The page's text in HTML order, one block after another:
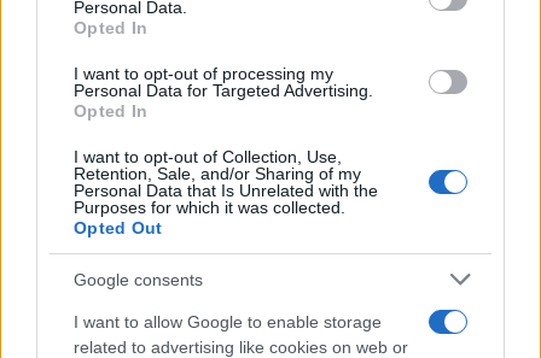
Personal Data.
Opted In
I want to opt-out of processing my
Personal Data for Targeted Advertising.
Opted In
I want to opt-out of Collection, Use,
Retention, Sale, and/or Sharing of my
Personal Data that Is Unrelated with the
Purposes for which it was collected.
Opted Out
Google consents
I want to allow Google to enable storage
related to advertising like cookies on web or
ΠΑΟΚ - Άντερλεχτ 0-1: «Πλήρωσε» το γρήγορο